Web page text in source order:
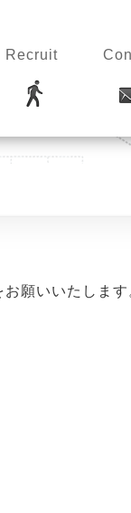
Recruit
願いいたしま